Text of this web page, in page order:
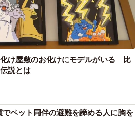
け屋敷のお化けにモデルがいる 比
説とは
でペット同伴の避難を諦める人に胸を